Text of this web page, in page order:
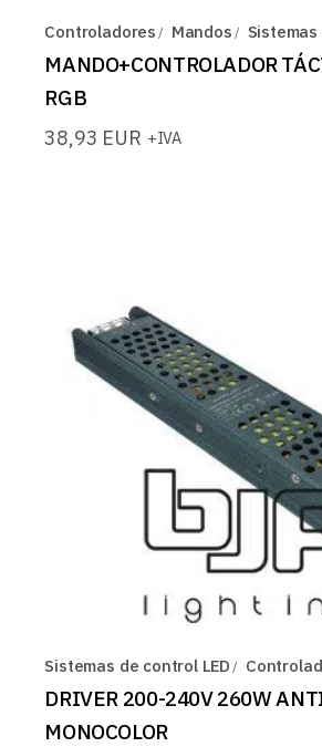
Controladores Mandos
MANDO+CONTROLADOR
RGB
38,93 EUR +IVA
Sistemas de control LED
DRIVER 200-240V 260W
MONOCOLOR